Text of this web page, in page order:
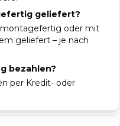
geliefert?
montagefertig oder mit
geliefert – je nach
bezahlen?
per Kredit- oder